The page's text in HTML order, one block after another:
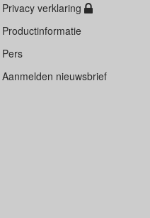
Privacy verklaring
Productinformatie
Pers
Aanmelden nieuwsbrief